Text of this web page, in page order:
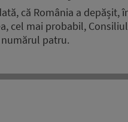
că România a depășit,
cel mai probabil,
patru.